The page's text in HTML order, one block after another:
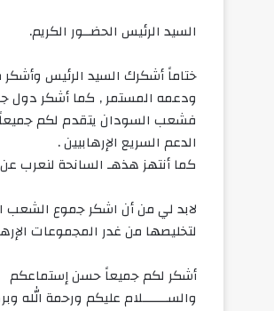
السيد الرئيس الحضــور الكريم.
ختاماً أشكرك السيد الرئيس
ودعمه المستمر , كما أشكر دول
فشعب السودان يتقدم لكم جميعاً
الدعم السريع الإرهابيين .
كما أنتهز هذهـ السانحة لنعرب
لابد لي من أن اشكر جموع الشعب
لتخليصها من غدر المجموعات
أشكر لكم جميعاً حسن إستماعكم
والســـــــلام عليكم ورحمة الله